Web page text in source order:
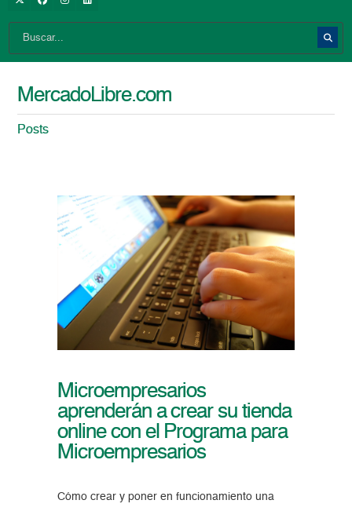
MercadoLibre.com
Posts
Microempresarios
aprenderán a crear su tienda
online con el Programa para
Microempresarios
Cómo crear y poner en funcionamiento una